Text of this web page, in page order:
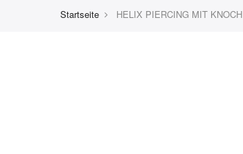
Startseite HELIX PIERCING MIT KNOCH